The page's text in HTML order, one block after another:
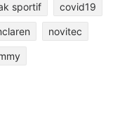
sportif covid19
novitec